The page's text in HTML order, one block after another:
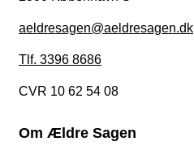
aeldresagen@aeldresagen.dk
Tlf. 3396 8686
CVR 10 62 54 08
Om Ældre Sagen